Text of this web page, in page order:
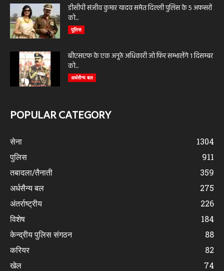
डीसीपी संजीव कुमार यादव समेत दिल्ली पुलिस के 5 अफसरों
को...
पुलिस
बीएसएफ के एक अनूठे अधिकारी जो फिर सम्भालेंगे 1 दिसम्बर
को...
अर्धसैन्य बल
POPULAR CATEGORY
सेना
1304
पुलिस
911
तबादला/तैनाती
359
अर्धसैन्य बल
275
अंतर्राष्ट्रीय
226
विशेष
184
केन्द्रीय पुलिस संगठन
88
करियर
82
खेल
74